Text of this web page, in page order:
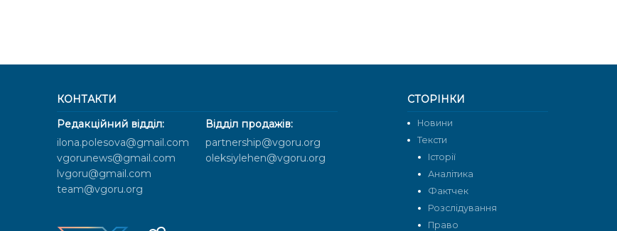
КОНТАКТИ
Редакційний відділ:
ilona.polesova@gmail.com
vgorunews@gmail.com
lvgoru@gmail.com
team@vgoru.org
Відділ продажів:
partnership@vgoru.org
oleksiylehen@vgoru.org
СТОРІНКИ
Новини
Тексти
Історії
Аналітика
Фактчек
Розслідування
Право